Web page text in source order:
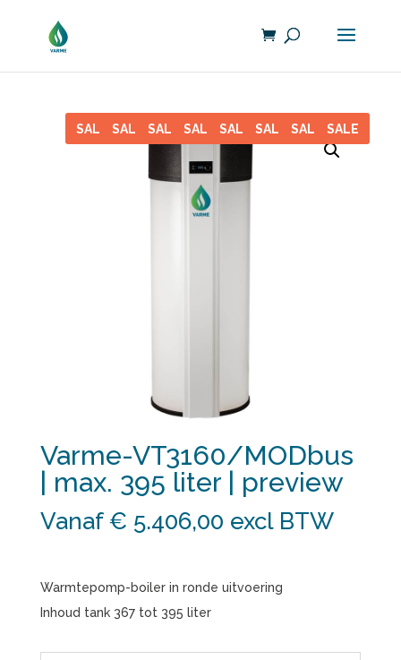
SALE SALE SALE SALE SALE SALE SALE SALE
Varme-VT3160/MODbus
| max. 395 liter | preview
Vanaf € 5.406,00 excl BTW
Warmtepomp-boiler in ronde uitvoering
Inhoud tank 367 tot 395 liter